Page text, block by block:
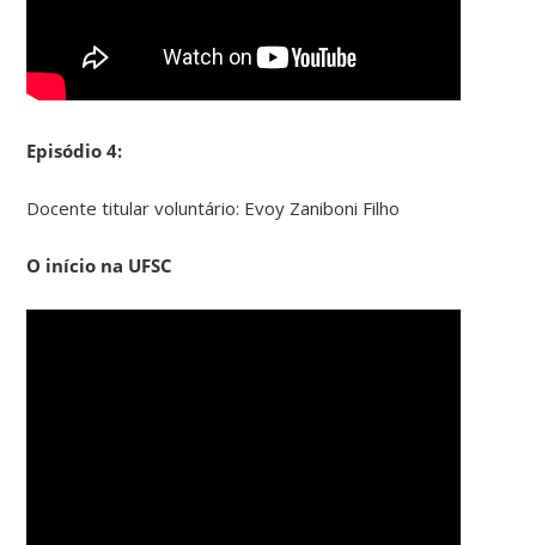
Episódio 4:
Docente titular voluntário: Evoy Zaniboni Filho
O início na UFSC